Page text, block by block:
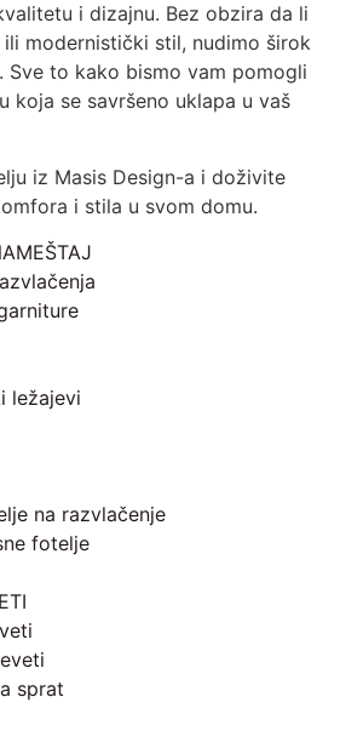
i dizajnu. Bez obzira da li
modernistički stil, nudimo širok
Sve to kako bismo vam pomogli
koja se savršeno uklapa u vaš
iz Masis Design-a i doživite
i stila u svom domu.
ležajevi
na razvlačenje
fotelje
sprat